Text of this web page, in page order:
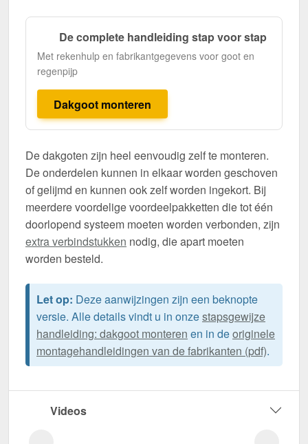
De complete handleiding stap voor stap
Met rekenhulp en fabrikantgegevens voor goot en
regenpijp
Dakgoot monteren
De dakgoten zijn heel eenvoudig zelf te monteren.
De onderdelen kunnen in elkaar worden geschoven
of gelijmd en kunnen ook zelf worden ingekort. Bij
meerdere voordelige voordeelpakketten die tot één
doorlopend systeem moeten worden verbonden, zijn
extra verbindstukken nodig, die apart moeten
worden besteld.
Let op: Deze aanwijzingen zijn een beknopte
versie. Alle details vindt u in onzestapsgewijze
handleiding: dakgoot monteren en in deoriginele
montagehandleidingen van de fabrikanten (pdf).
Videos